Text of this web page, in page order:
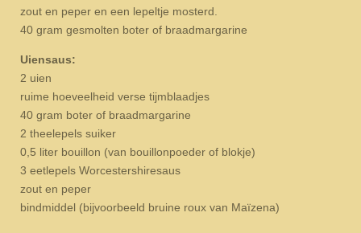
zout en peper en een lepeltje mosterd.
40 gram gesmolten boter of braadmargarine
Uiensaus:
2 uien
ruime hoeveelheid verse tijmblaadjes
40 gram boter of braadmargarine
2 theelepels suiker
0,5 liter bouillon (van bouillonpoeder of blokje)
3 eetlepels Worcestershiresaus
zout en peper
bindmiddel (bijvoorbeeld bruine roux van Maïzena)